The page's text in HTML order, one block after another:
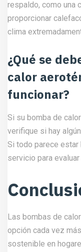
respaldo, como una
proporcionar
clima
¿Qué se
calor
funcionar?
Si su bomba de
verifique si hay
Si todo parece estar
servicio para
Las bombas de
opción cada vez
sostenible en